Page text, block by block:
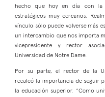
hecho que hoy en día con la
estratégicos muy cercanos.
vínculo sólo puede volverse más
un intercambio que nos importa
vicepresidente y rector
Universidad de Notre Dame.
Por su parte, el rector de la
recalcó la importancia de seguir
la educación superior. “Como